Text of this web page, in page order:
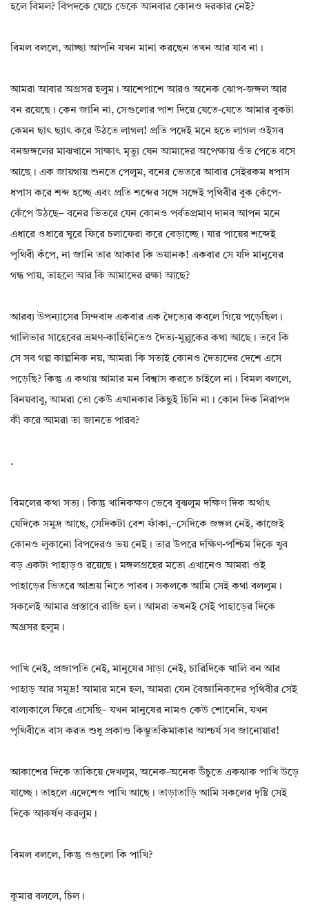
হলে বিমল? বিপদকে যেচে ডেকে আনবার কোনও দরকার নেই?
বিমল বললে, আচ্ছা আপনি যখন মানা করছেন তখন আর যাব না।
আমরা আবার অগ্রসর হলুম। আশেপাশে আরও অনেক ঝোপ-জঙ্গল আর
বন রয়েছে। কেন জানি না, সেগুলোর পাশ দিয়ে যেতে-যেতে আমার বুকটা
কেমন ছাৎ ছ্যাৎ করে উঠতে লাগল! প্রতি পদেই মনে হতে লাগল ওইসব
বনজঙ্গলের মাঝখানে সাক্ষাৎ মৃত্যু যেন আমাদের অপেক্ষায় ওঁত পেতে বসে
আছে। এক জায়গায় শুনতে পেলুম, বনের ভেতরে আবার সেইরকম ধপাস
ধপাস করে শব্দ হচ্ছে এবং প্রতি শব্দের সঙ্গে সঙ্গেই পৃথিবীর বুক কেঁপে-
কেঁপে উঠছে– বনের ভিতরে যেন কোনও পর্বতপ্রমাণ দানব আপন মনে
এধারে ওধারে ঘুরে ফিরে চলাফেরা করে বেড়াচ্ছে। যার পায়ের শব্দেই
পৃথিবী কঁপে, না জানি তার আকার কি ভয়ানক! একবার সে যদি মানুষের
গন্ধ পায়, তাহলে আর কি আমাদের রক্ষা আছে?
আরব্য উপন্যাসের সিন্দবাদ একবার এক দৈত্যের কবলে গিয়ে পড়েছিল।
গালিভার সাহেবের ভ্রমণ-কাহিনিতেও দৈত্য-মুল্লুকের কথা আছে। তবে কি
সে সব গল্প কাল্পনিক নয়, আমরা কি সত্যই কোনও দৈত্যদের দেশে এসে
পড়েছি? কিন্তু এ কথায় আমার মন বিশ্বাস করতে চাইলে না। বিমল বললে,
বিনয়বাবু, আমরা তো কেউ এখানকার কিছুই চিনি না। কোন দিক নিরাপদ
কী করে আমরা তা জানতে পারব?
.
বিমলের কথা সত্য। কিন্তু খানিকক্ষণ ভেবে বুঝলুম দক্ষিণ দিক অর্থাৎ
যেদিকে সমুদ্র আছে, সেদিকটা বেশ ফাঁকা,–সেদিকে জঙ্গল নেই, কাজেই
কোনও লুকানো বিপদেরও ভয় নেই। তার উপরে দক্ষিণ-পশ্চিম দিকে খুব
বড় একটা পাহাড়ও রয়েছে। মঙ্গলগ্রহের মতো এখানেও আমরা ওই
পাহাড়ের ভিতরে আশ্রয় নিতে পারব। সকলকে আমি সেই কথা বললুম।
সকলেই আমার প্রস্তাবে রাজি হল। আমরা তখনই সেই পাহাড়ের দিকে
অগ্রসর হলুম।
পাখি নেই, প্রজাপতি নেই, মানুষের সাড়া নেই, চারিদিকে খালি বন আর
পাহাড় আর সমুদ্র! আমার মনে হল, আমরা যেন বৈজ্ঞানিকদের পৃথিবীর সেই
বাল্যকালে ফিরে এসেছি– যখন মানুষের নামও কেউ শোনেনি, যখন
পৃথিবীতে বাস করত শুধু প্রকাণ্ড কিম্ভুতকিমাকার আশ্চর্য সব জানোয়ার!
আকাশের দিকে তাকিয়ে দেখলুম, অনেক-অনেক উঁচুতে একঝাক পাখি উড়ে
যাচ্ছে। তাহলে এদেশেও পাখি আছে। তাড়াতাড়ি আমি সকলের দৃষ্টি সেই
দিকে আকর্ষণ করলুম।
বিমল বললে, কিন্তু ওগুলো কি পাখি?
কুমার বললে, চিল।